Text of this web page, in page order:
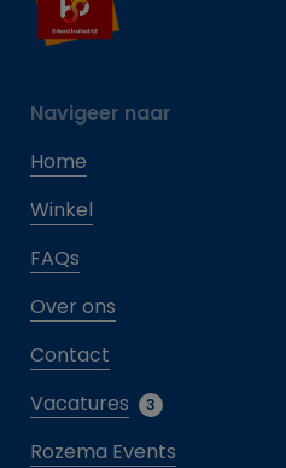
Navigeer naar
Home
Winkel
FAQs
Over ons
Contact
Vacatures
3
Rozema Events